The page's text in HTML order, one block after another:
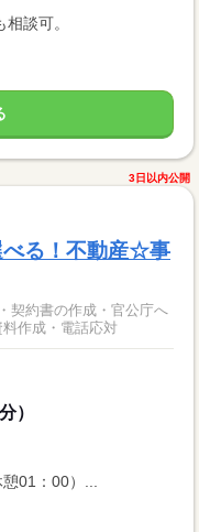
談可。
3日以内公開
べる！不動産☆事
契約書の作成・官公庁へ
作成・電話応対
）
01：00）...